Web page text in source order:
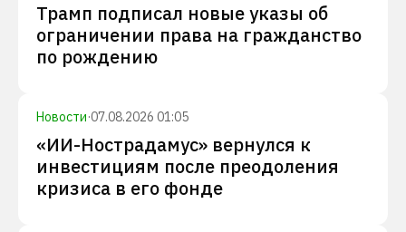
Трамп подписал новые указы об
ограничении права на гражданство
по рождению
Новости·07.08.2026 01:05
«ИИ-Нострадамус» вернулся к
инвестициям после преодоления
кризиса в его фонде